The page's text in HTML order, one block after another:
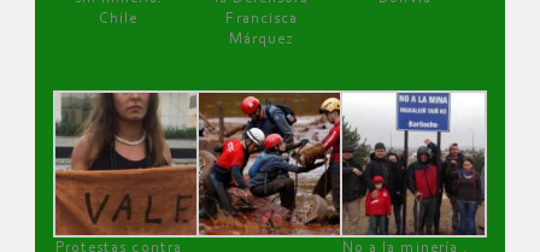
Chile
Francisca
Márquez
Protestas contra
No a la minería ,